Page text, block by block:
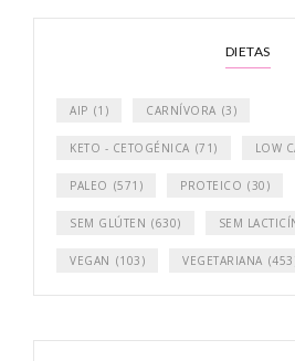
DIETAS
AIP (1) CARNÍVORA (3)
KETO - CETOGÉNICA (71) LOW
PALEO (571) PROTEICO (30)
SEM GLÚTEN (630) SEM
VEGAN (103) VEGETARIANA